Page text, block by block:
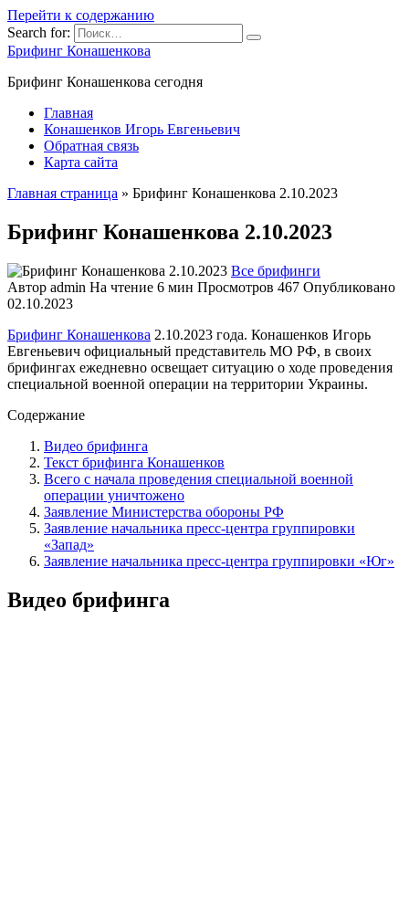
Перейти к содержанию
Search for:
Брифинг Конашенкова
Брифинг Конашенкова сегодня
Главная
Конашенков Игорь Евгеньевич
Обратная связь
Карта сайта
Главная страница » Брифинг Конашенкова 2.10.2023
Брифинг Конашенкова 2.10.2023
Все брифинги
Автор admin На чтение 6 мин Просмотров 467 Опубликовано
02.10.2023
Брифинг Конашенкова 2.10.2023 года. Конашенков Игорь
Евгеньевич официальный представитель МО РФ, в своих
брифингах ежедневно освещает ситуацию о ходе проведения
специальной военной операции на территории Украины.
Содержание
Видео брифинга
Текст брифинга Конашенков
Всего с начала проведения специальной военной
операции уничтожено
Заявление Министерства обороны РФ
Заявление начальника пресс-центра группировки
«Запад»
Заявление начальника пресс-центра группировки «Юг»
Видео брифинга